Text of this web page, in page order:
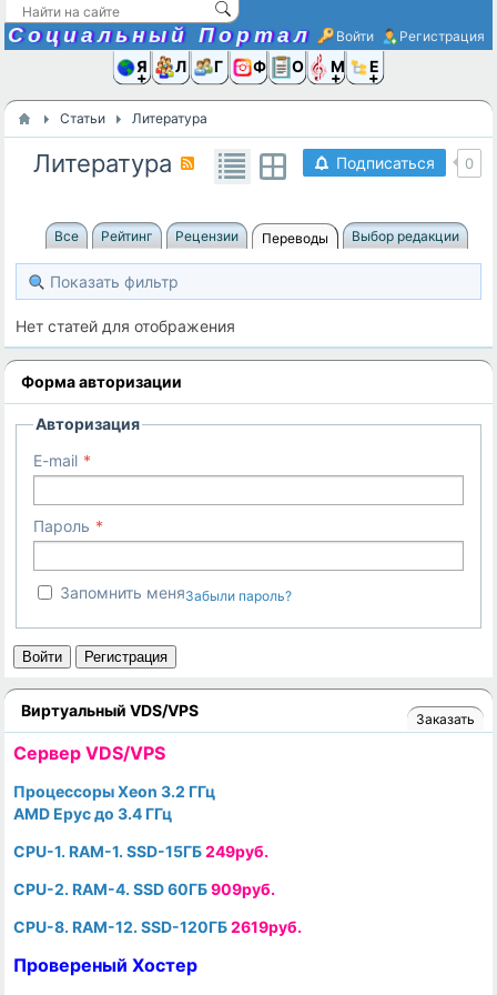
Социальный Портал Войти Регистрация
Я иЛюди
Группы
Фото Ещё
Статьи Литература
Подписаться 0
Литература
Все Рейтинг Рецензии Переводы Выбор редакции
Показать фильтр
Нет статей для отображения
Форма авторизации
Авторизация
E-mail
Пароль
Запомнить меняЗабыли пароль?
Войти Регистрация
Виртуальный VDS/VPS Заказать
Cервер VDS/VPS
Процессоры Xeon 3.2 ГГц
AMD Epyc до 3.4 ГГц
CPU-1. RAM-1. SSD-15ГБ249руб.
CPU-2. RAM-4. SSD 60ГБ909руб.
CPU-8. RAM-12. SSD-120ГБ2619руб.
Провереный Хостер